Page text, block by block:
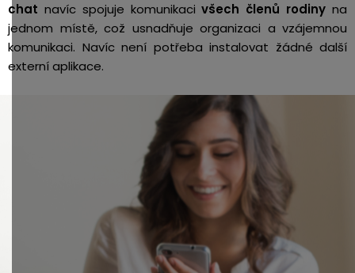
chat navíc spojuje komunikaci všech členů rodiny na
jednom místě, což usnadňuje organizaci a vzájemnou
komunikaci. Navícnení potřeba instalovat žádné další
externí aplikace.